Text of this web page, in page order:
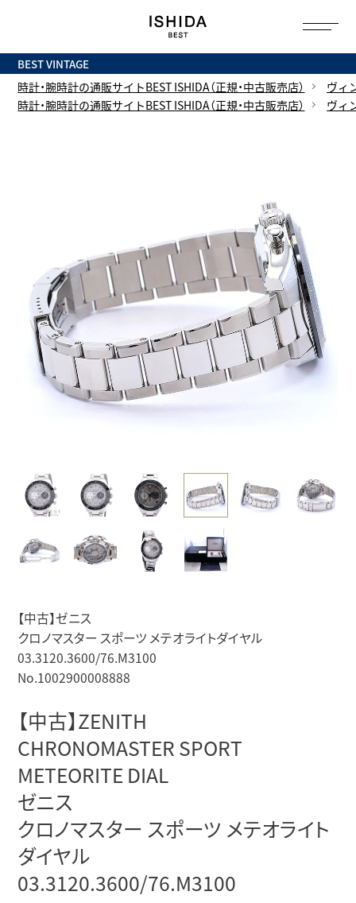
BEST VINTAGE
時計・腕時計の通販サイトBEST ISHIDA（正規・中古販売店）
ヴィ
時計・腕時計の通販サイトBEST ISHIDA（正規・中古販売店）
ヴィ
【中古】ゼニス
クロノマスター スポーツ メテオライトダイヤル
03.3120.3600/76.M3100
No.1002900008888
【中古】ZENITH
CHRONOMASTER SPORT
METEORITE DIAL
ゼニス
クロノマスター スポーツ メテオライト
ダイヤル
03.3120.3600/76.M3100
へ